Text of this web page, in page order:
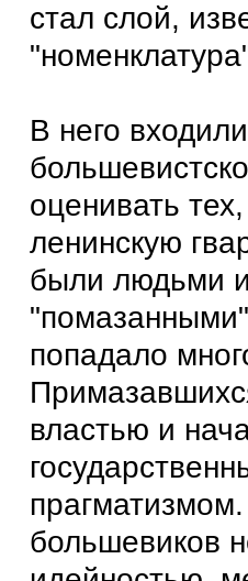
стал слой,
В него
оценивать
ленинскую
были людьми
попадало
властью и
большевиков